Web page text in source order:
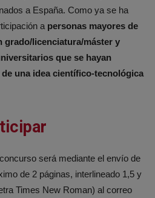
a España. Como ya se ha
a personas mayores de
grado/licenciatura/máster y
que se hayan
una idea científico-tecnológica
será mediante el envío de
de 2 páginas, interlineado 1,5 y
Times New Roman) al correo